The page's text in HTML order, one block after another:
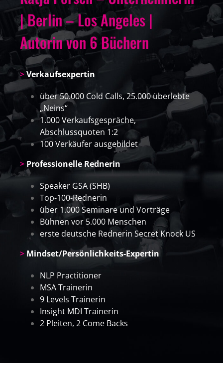
|Berlin – Los Angeles |
Autorin von 6 Büchern
>Verkaufsexpertin
über 50.000 Cold Calls, 25.000 überlebte
„Neins“
1.000 Verkaufsgespräche,
Abschlussquoten 1:2
100 Verkäufer ausgebildet
> Professionelle Rednerin
Speaker GSA (SHB)
Top-100-Rednerin
über 1.000 Seminare und Vorträge
Bühnen vor 5.000 Menschen
erste deutsche Rednerin Secret Knock US
> Mindset/Persönlichkeits-Expertin
NLP Practitioner
MSA Trainerin
9 Levels Trainerin
Insight MDI Trainerin
2 Pleiten, 2 Come Backs